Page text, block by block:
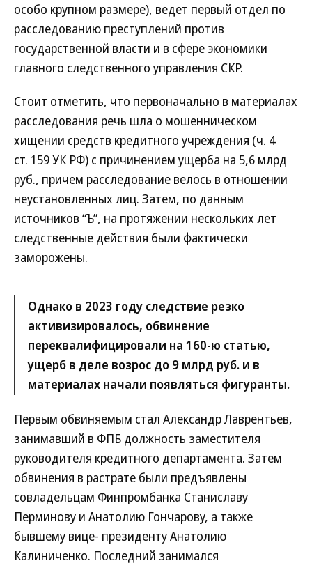
особо крупном размере), ведет первый отдел по
расследованию преступлений против
государственной власти и в сфере экономики
главного следственного управления СКР.
Стоит отметить, что первоначально в материалах
расследования речь шла о мошенническом
хищении средств кредитного учреждения (ч. 4
ст. 159 УК РФ) с причинением ущерба на 5,6 млрд
руб., причем расследование велось в отношении
неустановленных лиц. Затем, по данным
источников “Ъ”, на протяжении нескольких лет
следственные действия были фактически
заморожены.
Однако в 2023 году следствие резко
активизировалось, обвинение
переквалифицировали на 160-ю статью,
ущерб в деле возрос до 9 млрд руб. и в
материалах начали появляться фигуранты.
Первым обвиняемым стал Александр Лаврентьев,
занимавший в ФПБ должность заместителя
руководителя кредитного департамента. Затем
обвинения в растрате были предъявлены
совладельцам Финпромбанка Станиславу
Перминову и Анатолию Гончарову, а также
бывшему вице- президенту Анатолию
Калиниченко. Последний занимался